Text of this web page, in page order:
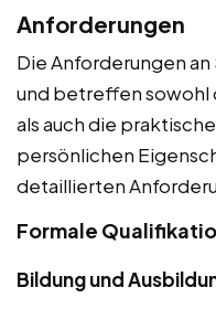
Anforderungen
Die Anforderungen
und betreffen sowohl
als auch die
persönlichen
detaillierten
Formale
Bildung und